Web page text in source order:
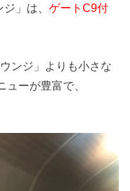
ジ」は、ゲートC9付
ンジ」よりも小さな
ーが豊富で、